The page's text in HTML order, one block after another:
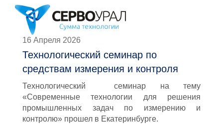
16 Апреля 2026
Технологический семинар по
средствам измерения и контроля
Технологический семинар на тему
«Современные технологии для решения
промышленных задач по измерению и
контролю» прошел в Екатеринбурге.